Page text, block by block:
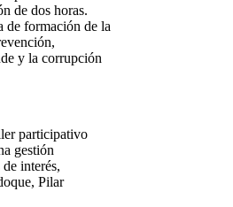
de dos horas.
de formación de la
y la corrupción
participativo
gestión
interés,
Pilar